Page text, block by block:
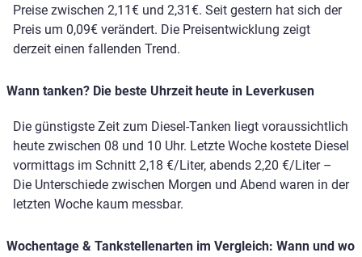
Preise zwischen 2,11€ und 2,31€. Seit gestern hat sich der
Preis um 0,09€ verändert. Die Preisentwicklung zeigt
derzeit einen fallenden Trend.
Wann tanken? Die beste Uhrzeit heute in Leverkusen
Die günstigste Zeit zum Diesel-Tanken liegt voraussichtlich
heute zwischen 08 und 10 Uhr. Letzte Woche kostete Diesel
vormittags im Schnitt 2,18 €/Liter, abends 2,20 €/Liter –
Die Unterschiede zwischen Morgen und Abend waren in der
letzten Woche kaum messbar.
Wochentage & Tankstellenarten im Vergleich: Wann und wo